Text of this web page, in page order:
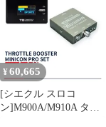
対策に ダイハツ
【k30080109004-
10093】 開封済 未使用
¥ 60,665
[シエクル スロコ
ン]M900A/M910A タン